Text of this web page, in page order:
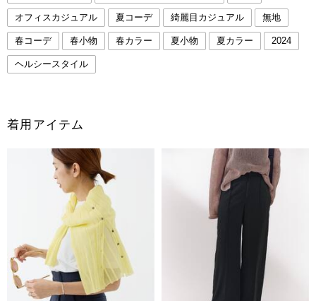
オフィスカジュアル 夏コーデ 綺麗目カジュアル 無地
春コーデ 春小物 春カラー 夏小物 夏カラー 2024
ヘルシースタイル
着用アイテム